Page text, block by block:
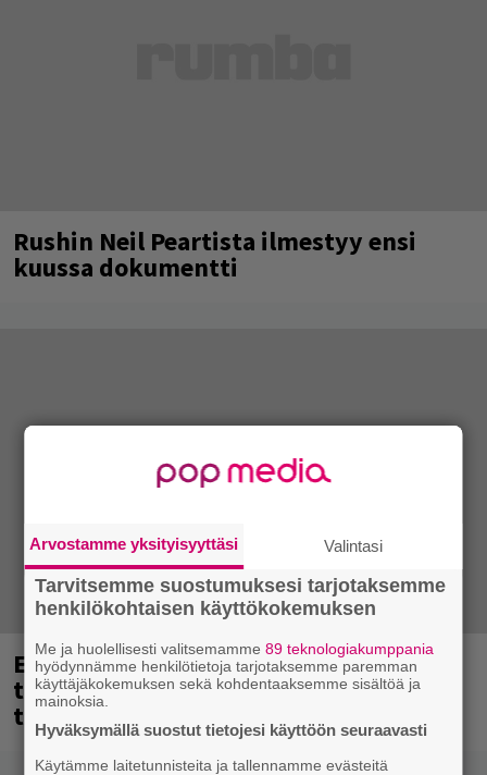
Rushin Neil Peartista ilmestyy ensi
kuussa dokumentti
Eppu Normaalin viimeinen keikka
tänään – katso kuvagalleria torstailta
täältä
Arvostamme yksityisyyttäsi Valintasi
Tarvitsemme suostumuksesi tarjotaksemme
henkilökohtaisen käyttökokemuksen
Me ja huolellisesti valitsemamme89 teknologiakumppania
hyödynnämme henkilötietoja tarjotaksemme paremman
käyttäjäkokemuksen sekä kohdentaaksemme sisältöä ja
mainoksia.
Hyväksymällä suostut tietojesi käyttöön seuraavasti
Käytämme laitetunnisteita ja tallennamme evästeitä